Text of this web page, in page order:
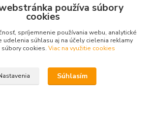
sprchového kútu v tvare “U” – zložením oboch
stenou alebo pomocou sprchových dverí
.
v kategóriách
používa súbory
cookies
spríjemnenie používania webu, analytické
udelenia súhlasu aj na účely cielenia reklamy
súbory cookies. Viac na využitie cookies
Súhlasím